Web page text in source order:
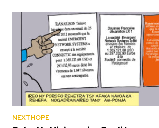
NEXTHOPE